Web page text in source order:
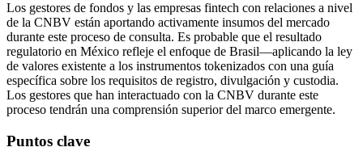
Los gestores de fondos y las empresas fintech con relaciones a nivel
de la CNBV están aportando activamente insumos del mercado
durante este proceso de consulta. Es probable que el resultado
regulatorio en México refleje el enfoque de Brasil—aplicando la ley
de valores existente a los instrumentos tokenizados con una guía
específica sobre los requisitos de registro, divulgación y custodia.
Los gestores que han interactuado con la CNBV durante este
proceso tendrán una comprensión superior del marco emergente.
Puntos clave